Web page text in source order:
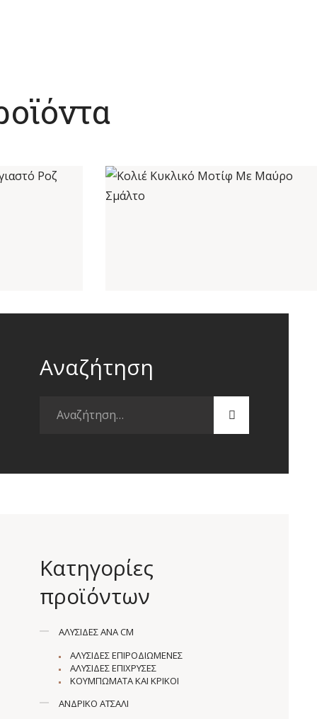
ΚΟΛΙΈ ΚΥΚΛΙΚΌ ΜΟΤΊΦ ΜΕ ΜΑΎΡΟ
Αναζήτηση
Αναζήτηση
Κατηγορίες
προϊόντων
ΑΛΥΣΊΔΕΣ ΑΝΆ CM
ΑΛΥΣΊΔΕΣ ΕΠΙΡΟΔΙΩΜΈΝΕΣ
ΑΛΥΣΊΔΕΣ ΕΠΊΧΡΥΣΕΣ
ΚΟΥΜΠΏΜΑΤΑ ΚΑΙ ΚΡΊΚΟΙ
ΑΝΔΡΙΚΌ ΑΤΣΆΛΙ